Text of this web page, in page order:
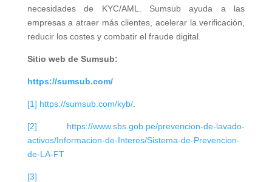
necesidades de KYC/AML. Sumsub ayuda a las
empresas a atraer más clientes, acelerar la verificación,
reducir los costes y combatir el fraude digital.
Sitio web deSumsub:
https://sumsub.com/
[1] https://sumsub.com/kyb/.
[2]
https://www.sbs.gob.pe/prevencion-de-lavado-
activos/Informacion-de-Interes/Sistema-de-Prevencion-
de-LA-FT
[3]